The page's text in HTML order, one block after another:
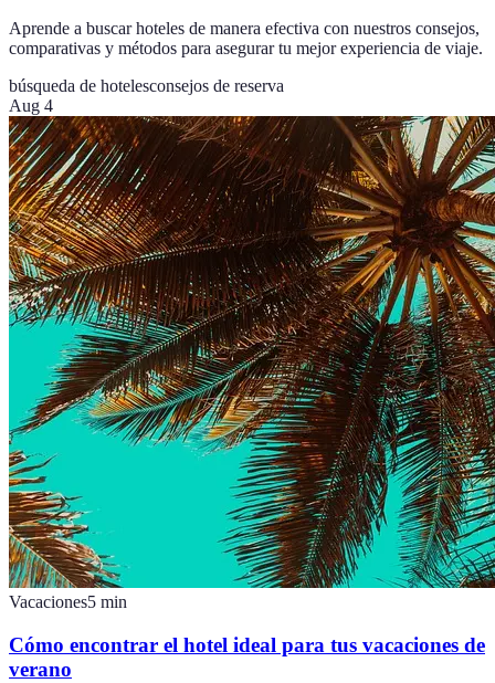
Aprende a buscar hoteles de manera efectiva con nuestros consejos,
comparativas y métodos para asegurar tu mejor experiencia de viaje.
búsqueda de hotelesconsejos de reserva
Aug 4
Vacaciones5 min
Cómo encontrar el hotel ideal para tus vacaciones de
verano